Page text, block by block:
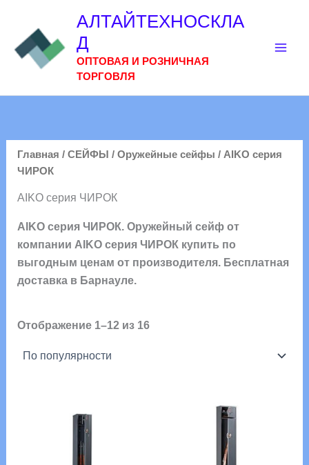
содержимому
АЛТАЙТЕХНОСКЛА
Д
ОПТОВАЯ И РОЗНИЧНАЯ
ТОРГОВЛЯ
Главная / СЕЙФЫ / Оружейные сейфы / АIKO серия
ЧИРОК
АIKO серия ЧИРОК
АIKO серия ЧИРОК. Оружейный сейф от
компании АIKO серия ЧИРОК купить по
выгодным ценам от производителя. Бесплатная
доставка в Барнауле.
Отображение 1–12 из 16Сортировка: